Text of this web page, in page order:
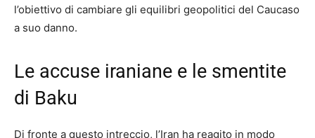
l’obiettivo di cambiare gli equilibri geopolitici del Caucaso
a suo danno.
Le accuse iraniane e le smentite
di Baku
Di fronte a questo intreccio, l’Iran ha reagito in modo